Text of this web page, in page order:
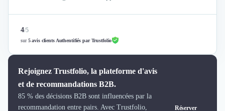
Réalité Virtuelle (VR)
Déménagement
Impression
Logistique
Traduction
Traiteur & Restauration
Conception & Aménagement de Bureaux
Sourcing et Imports
4/5
sur5 avis clients Authentifiés par Trustfolio
Rejoignez Trustfolio, la plateforme d'avis
et de recommandations B2B.
85 % des décisions B2B sont influencées par la
recommandation entre pairs. Avec Trustfolio,
Réserver